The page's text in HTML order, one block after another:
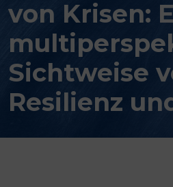
von Krisen:
Sichtweise
Resilienz